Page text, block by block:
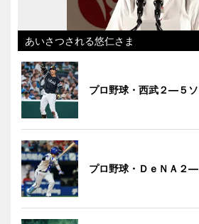
あいさつされる悠仁さま
プロ野球・西武２―５
プロ野球・ＤｅＮＡ２